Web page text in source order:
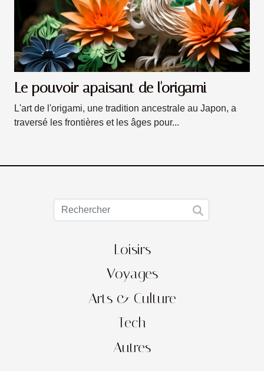
Le pouvoir apaisant de l'origami
L'art de l'origami, une tradition ancestrale au Japon, a
traversé les frontières et les âges pour...
Loisirs
Voyages
Arts & Culture
Tech
Autres